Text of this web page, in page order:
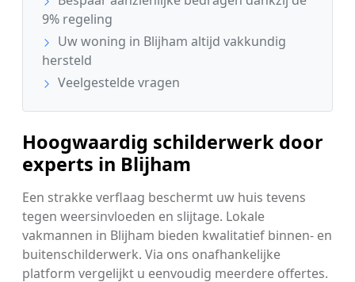
9% regeling
Uw woning in Blijham altijd vakkundig
hersteld
Veelgestelde vragen
Hoogwaardig schilderwerk door
experts in Blijham
Een strakke verflaag beschermt uw huis tevens
tegen weersinvloeden en slijtage. Lokale
vakmannen in Blijham bieden kwalitatief binnen- en
buitenschilderwerk. Via ons onafhankelijke
platform vergelijkt u eenvoudig meerdere offertes.